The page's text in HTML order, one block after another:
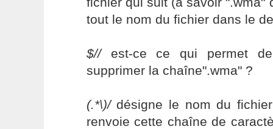
tout le nom du fichier dans le
$//est-ce ce qui permet
supprimer la chaîne".wma" ?
(.*\)/désigne le nom du
renvoie cette chaîne de